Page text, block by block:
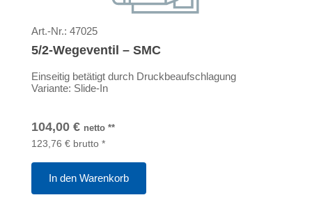
Art.-Nr.: 47025
5/2-Wegeventil – SMC
Einseitig betätigt durch Druckbeaufschlagung
Variante: Slide-In
104,00 € netto **
123,76 € brutto *
In den Warenkorb